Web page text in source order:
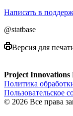
Написать в
@statbase
Версия для
Project
Политика
Пользовательское
© 2026 Все права